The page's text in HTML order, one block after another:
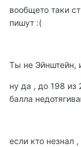
вообщето таки
пишут :(
Ты не Эйнштейн,
ну да , до 198 из
балла
если кто незнал